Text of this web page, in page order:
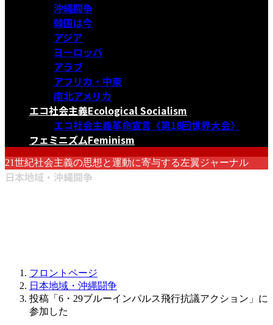
沖縄闘争
韓国は今
アジア
ヨーロッパ
アラブ
アフリカ・中東
南北アメリカ
エコ社会主義Ecological Socialism
エコ社会主義革命宣言〈第18回世界大会〉
フェミニズムFeminism
21世紀社会主義の思想と運動に寄与する左翼ジャーナル
日本地域・沖縄闘争
フロントページ
日本地域・沖縄闘争
投稿「6・29ブルーインパルス飛行抗議アクション」に
参加した